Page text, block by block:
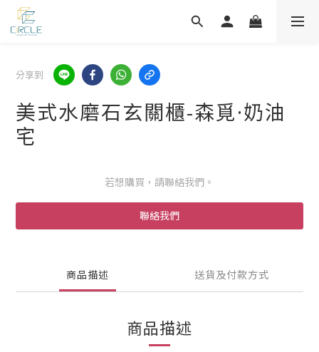
分享到
美式水磨石玄關櫃-森覓·奶油
宅
若想購買，請聯絡我們。
聯絡我們
商品描述 送貨及付款方式
商品描述